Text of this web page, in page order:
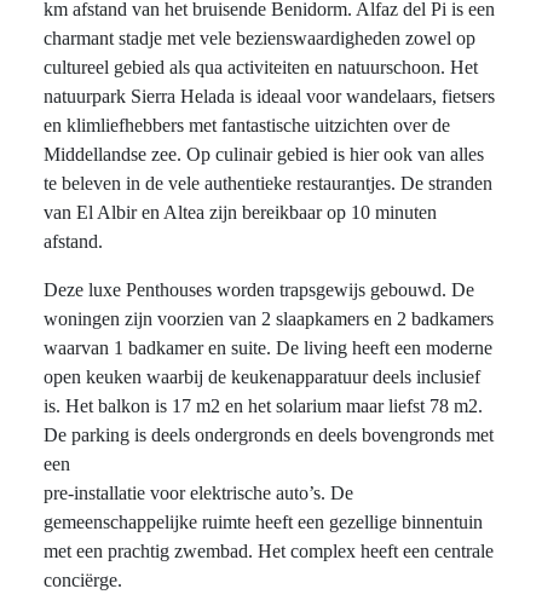
km afstand van het bruisende Benidorm. Alfaz del Pi is een
charmant stadje met vele bezienswaardigheden zowel op
cultureel gebied als qua activiteiten en natuurschoon. Het
natuurpark Sierra Helada is ideaal voor wandelaars, fietsers
en klimliefhebbers met fantastische uitzichten over de
Middellandse zee. Op culinair gebied is hier ook van alles
te beleven in de vele authentieke restaurantjes. De stranden
van El Albir en Altea zijn bereikbaar op 10 minuten
afstand.
Deze luxe Penthouses worden trapsgewijs gebouwd. De
woningen zijn voorzien van 2 slaapkamers en 2 badkamers
waarvan 1 badkamer en suite. De living heeft een moderne
open keuken waarbij de keukenapparatuur deels inclusief
is. Het balkon is 17 m2 en het solarium maar liefst 78 m2.
De parking is deels ondergronds en deels bovengronds met
een
pre-installatie voor elektrische auto’s. De
gemeenschappelijke ruimte heeft een gezellige binnentuin
met een prachtig zwembad. Het complex heeft een centrale
conciërge.